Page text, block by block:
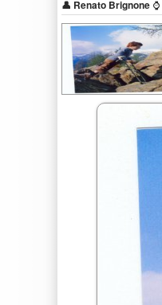
👤 Renato Brignone ⌚